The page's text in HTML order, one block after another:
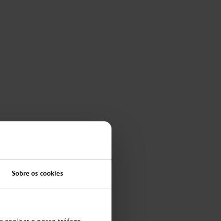
Sobre os cookies